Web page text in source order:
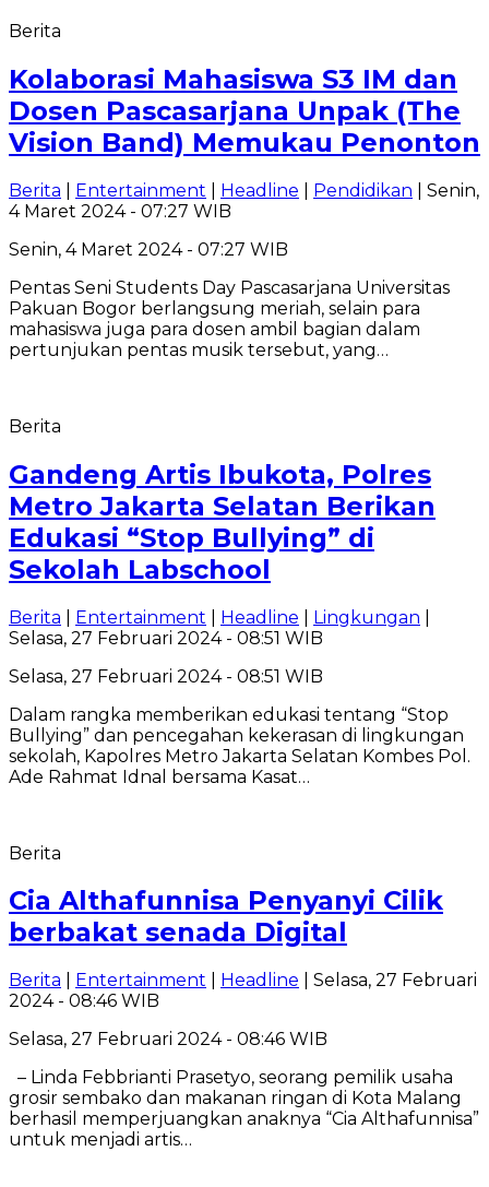
Berita
Kolaborasi Mahasiswa S3 IM dan
Dosen Pascasarjana Unpak (The
Vision Band) Memukau Penonton
Berita Entertainment Headline Pendidikan | Senin,
4 Maret 2024 - 07:27 WIB
Senin, 4 Maret 2024 - 07:27 WIB
Pentas Seni Students Day Pascasarjana Universitas
Pakuan Bogor berlangsung meriah, selain para
mahasiswa juga para dosen ambil bagian dalam
pertunjukan pentas musik tersebut, yang…
Berita
Gandeng Artis Ibukota, Polres
Metro Jakarta Selatan Berikan
Edukasi “Stop Bullying” di
Sekolah Labschool
Berita Entertainment Headline Lingkungan
Selasa, 27 Februari 2024 - 08:51 WIB
Selasa, 27 Februari 2024 - 08:51 WIB
Dalam rangka memberikan edukasi tentang “Stop
Bullying” dan pencegahan kekerasan di lingkungan
sekolah, Kapolres Metro Jakarta Selatan Kombes Pol.
Ade Rahmat Idnal bersama Kasat…
Berita
Cia Althafunnisa Penyanyi Cilik
berbakat senada Digital
Berita Entertainment Headline | Selasa, 27 Februari
2024 - 08:46 WIB
Selasa, 27 Februari 2024 - 08:46 WIB
– Linda Febbrianti Prasetyo, seorang pemilik usaha
grosir sembako dan makanan ringan di Kota Malang
berhasil memperjuangkan anaknya “Cia Althafunnisa”
untuk menjadi artis…